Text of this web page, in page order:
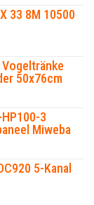
33 8M 10500
50x76cm
3
Miweba
5-Kanal